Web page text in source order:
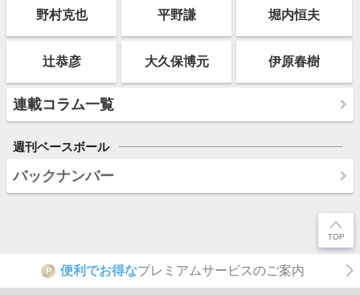
野村克也 平野謙 堀内恒夫
辻恭彦 大久保博元 伊原春樹
連載コラム一覧
週刊ベースボール
バックナンバー
P 便利でお得なプレミアムサービスのご案内